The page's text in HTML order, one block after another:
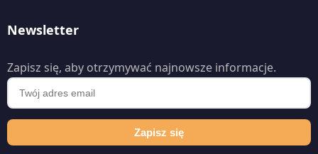
Newsletter
Zapisz się, aby otrzymywać najnowsze informacje.
Zapisz się